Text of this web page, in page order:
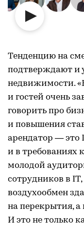
Тенденцию на
подтверждают и
недвижимости.
и гостей очень
говорить про
и повышения
арендатор — это
и в требованиях
молодой
сотрудников в
воздухообмен
на перекрытия,
И это не только